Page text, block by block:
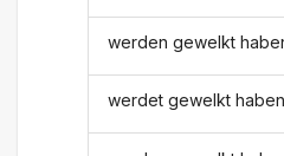
werden gewelkt
werdet gewelkt haben